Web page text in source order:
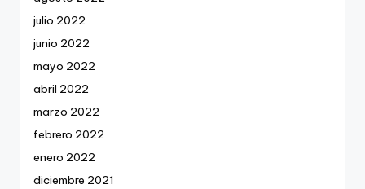
julio 2022
junio 2022
mayo 2022
abril 2022
marzo 2022
febrero 2022
enero 2022
diciembre 2021